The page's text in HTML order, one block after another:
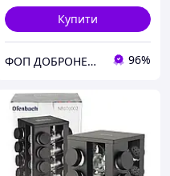
Купити
ФОП ДОБРОНЕЦЬКА С.М. 96%